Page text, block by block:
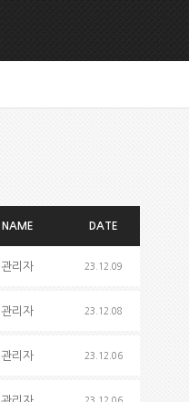
NAME DATE
관리자 23.12.09
관리자 23.12.08
관리자 23.12.06
23.12.06